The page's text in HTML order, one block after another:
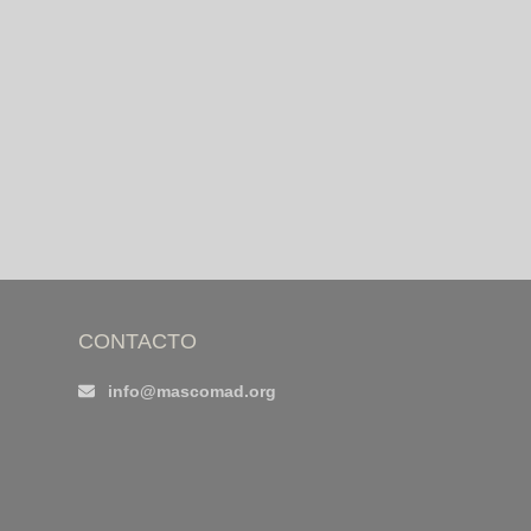
CONTACTO
info@mascomad.org